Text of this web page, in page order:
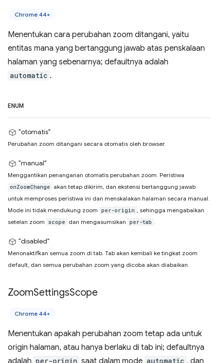
Chrome 44+
Menentukan cara perubahan zoom ditangani, yaitu
entitas mana yang bertanggung jawab atas penskalaan
halaman yang sebenarnya; defaultnya adalah
automatic .
ENUM
"otomatis"
Perubahan zoom ditangani secara otomatis oleh browser.
"manual"
Menggantikan penanganan otomatis perubahan zoom. Peristiwa
onZoomChange
akan tetap dikirim, dan ekstensi bertanggung jawab
untuk memproses peristiwa ini dan menskalakan halaman secara manual.
Mode ini tidak mendukung zoom per-origin , sehingga mengabaikan
setelan zoom
scope dan mengasumsikan per-tab .
"disabled"
Menonaktifkan semua zoom di tab. Tab akan kembali ke tingkat zoom
default, dan semua perubahan zoom yang dicoba akan diabaikan.
ZoomSettingsScope
Chrome 44+
Menentukan apakah perubahan zoom tetap ada untuk
origin halaman, atau hanya berlaku di tab ini; defaultnya
adalah per-origin saat dalam mode automatic , dan